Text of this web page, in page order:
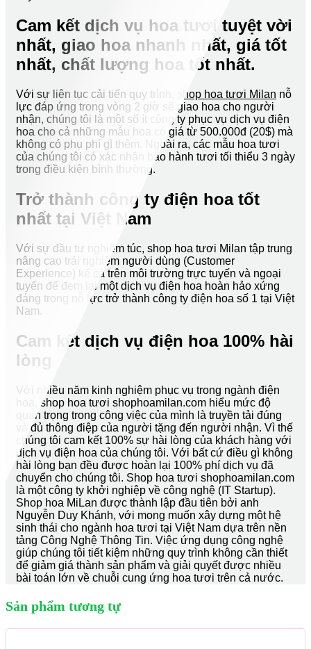
Cam kết dịch vụ hoa tươi tuyệt vời
nhất, giao hoa nhanh nhất, giá tốt
nhất, chất lượng hoa tốt nhất.
Với sự liên tục cải tiến quy trình, shop hoa tươi Milan nỗ
lực đáp ứng trong vòng 2 giờ sẽ giao hoa cho người
nhận, chúng tôi là một số ít công ty phục vụ dịch vụ điện
hoa cho cả những mẫu hoa có giá từ 500.000đ (20$) mà
không có phụ phí gì thêm. Ngoài ra, các mẫu hoa tươi
của chúng tôi có xác nhận bảo hành tươi tối thiểu 3 ngày
trong điều kiện bình thường.
Trở thành công ty điện hoa tốt
nhất tại Việt Nam
Với sự đầu tư nghiêm túc, shop hoa tươi Milan tập trung
nâng cao trải nghiệm người dùng (Customer
Experience) kể cả trên môi trường trực tuyến và ngoại
tuyến để đem lại một dịch vụ điện hoa hoàn hảo xứng
đáng trong nỗ lực trở thành công ty điện hoa số 1 tại Việt
Nam.
Cam kết dịch vụ điện hoa 100% hài
lòng
Với nhiều năm kinh nghiệm phục vụ trong ngành điện
hoa, shop hoa tươi shophoamilan.com hiểu mức độ
quan trọng trong công việc của mình là truyền tải đúng
và đủ thông điệp của người tặng đến người nhận. Vì thế
chúng tôi cam kết 100% sự hài lòng của khách hàng với
dịch vụ điện hoa của chúng tôi. Với bất cứ điều gì không
hài lòng bạn đều được hoàn lại 100% phí dịch vụ đã
chuyển cho chúng tôi. Shop hoa tươi shophoamilan.com
là một công ty khởi nghiệp về công nghệ (IT Startup).
Shop hoa MiLan được thành lập đầu tiên bởi anh
Nguyễn Duy Khánh, với mong muốn xây dựng một hệ
sinh thái cho ngành hoa tươi tại Việt Nam dựa trên nền
tảng Công Nghệ Thông Tin. Việc ứng dụng công nghệ
giúp chúng tôi tiết kiệm những quy trình không cần thiết
để giảm giá thành sản phẩm và giải quyết được nhiều
bài toán lớn về chuỗi cung ứng hoa tươi trên cả nước.
Sản phẩm tương tự